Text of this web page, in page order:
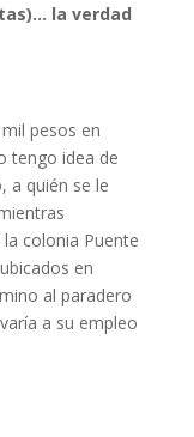
la verdad
pesos en
tengo idea de
a quién se le
colonia Puente
en
al paradero
a su empleo